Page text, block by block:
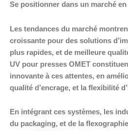
Se positionner dans un marché
Les tendances du marché
croissante pour des solutions
plus rapides, et de meilleure
UV pour presses OMET
innovante à ces attentes, en
qualité d’encrage, et la flexibilité
En intégrant ces systèmes, les
du packaging, et de la